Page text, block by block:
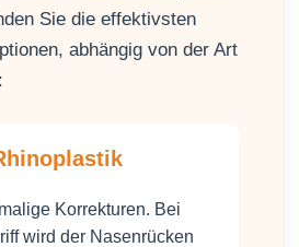
Sie die effektivsten
abhängig von der Art
Korrekturen. Bei
wird der Nasenrücken